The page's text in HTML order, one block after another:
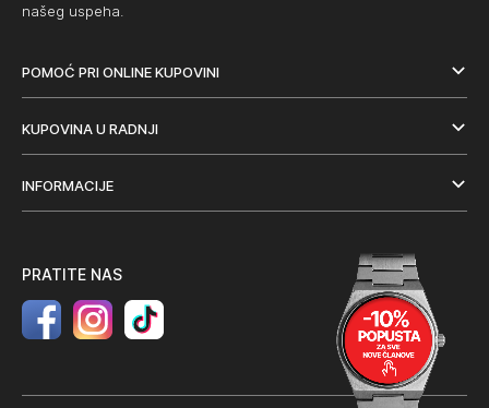
našeg uspeha.
POMOĆ PRI ONLINE KUPOVINI
KUPOVINA U RADNJI
INFORMACIJE
PRATITE NAS